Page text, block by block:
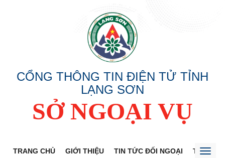
CỔNG THÔNG TIN ĐIỆN TỬ TỈNH
LẠNG SƠN
SỞ NGOẠI VỤ
TRANG CHỦ GIỚI THIỆU TIN TỨC ĐỐI NGOẠI THÔNG